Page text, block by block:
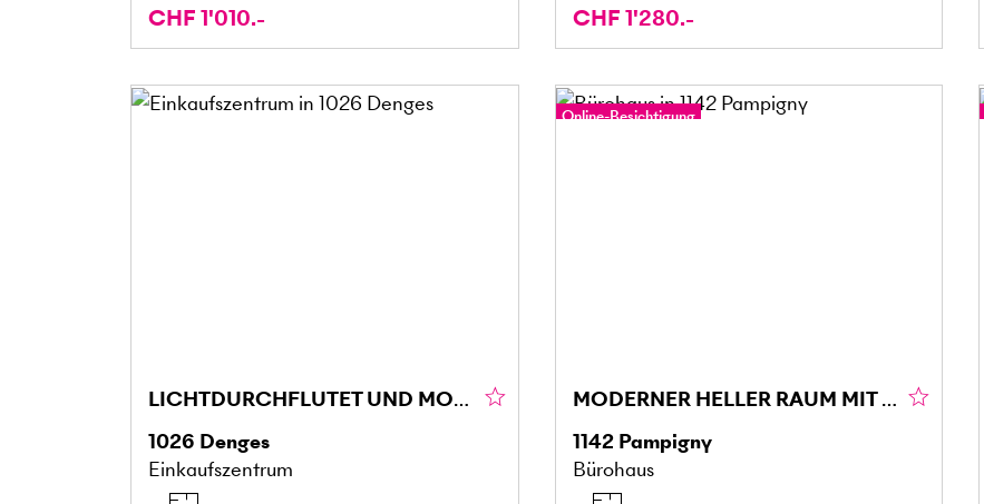
CHF 1'010.- CHF 1'280.-
LICHTDURCHFLUTET UND MODERN
1026 Denges
Einkaufszentrum
Online-Besichtigung
MODERNER HELLER RAUM MIT ZWISCHENGESCHOSS!
1142 Pampigny
Bürohaus